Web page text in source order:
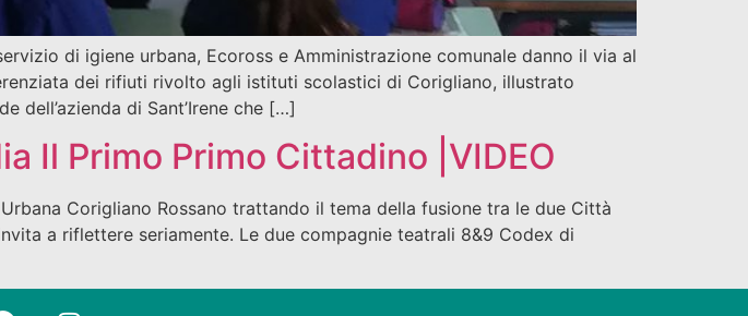
di igiene urbana, Ecoross e Amministrazione comunale danno il via al
dei rifiuti rivolto agli istituti scolastici di Corigliano, illustrato
dell’azienda di Sant’Irene che […]
Il Primo Primo Cittadino |VIDEO
Corigliano Rossano trattando il tema della fusione tra le due Città
a riflettere seriamente. Le due compagnie teatrali 8&9 Codex di